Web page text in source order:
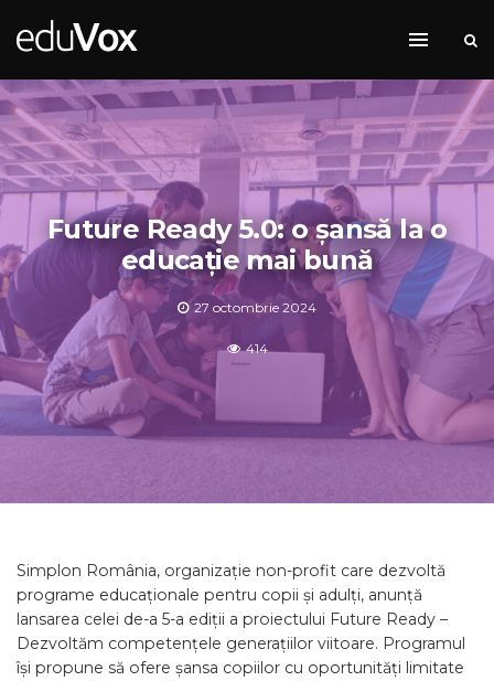
Future Ready 5.0: o șansă la o
educație mai bună
27 octombrie 2024
414
Simplon România, organizație non-profit care dezvoltă
programe educaționale pentru copii și adulți, anunță
lansarea celei de-a 5-a ediții a proiectului Future Ready –
Dezvoltăm competențele generațiilor viitoare. Programul
își propune să ofere șansa copiilor cu oportunități limitate